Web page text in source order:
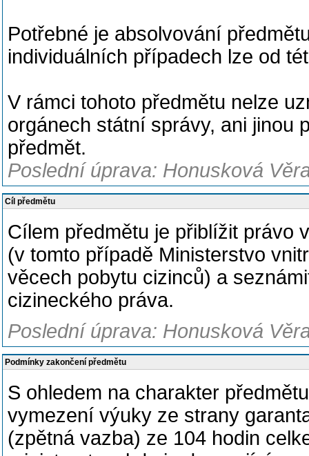
Potřebné je absolvování
individuálních případech lze od
V rámci tohoto předmětu nelze
orgánech státní správy, ani jinou
předmět.
Poslední úprava: Honusková
Cíl předmětu
Cílem předmětu je přiblížit právo
(v tomto případě Ministerstvo
věcech pobytu cizinců) a
cizineckého práva.
Poslední úprava: Honusková
Podmínky zakončení předmětu
S ohledem na charakter
vymezení výuky ze strany
(zpětná vazba) ze 104 hodin